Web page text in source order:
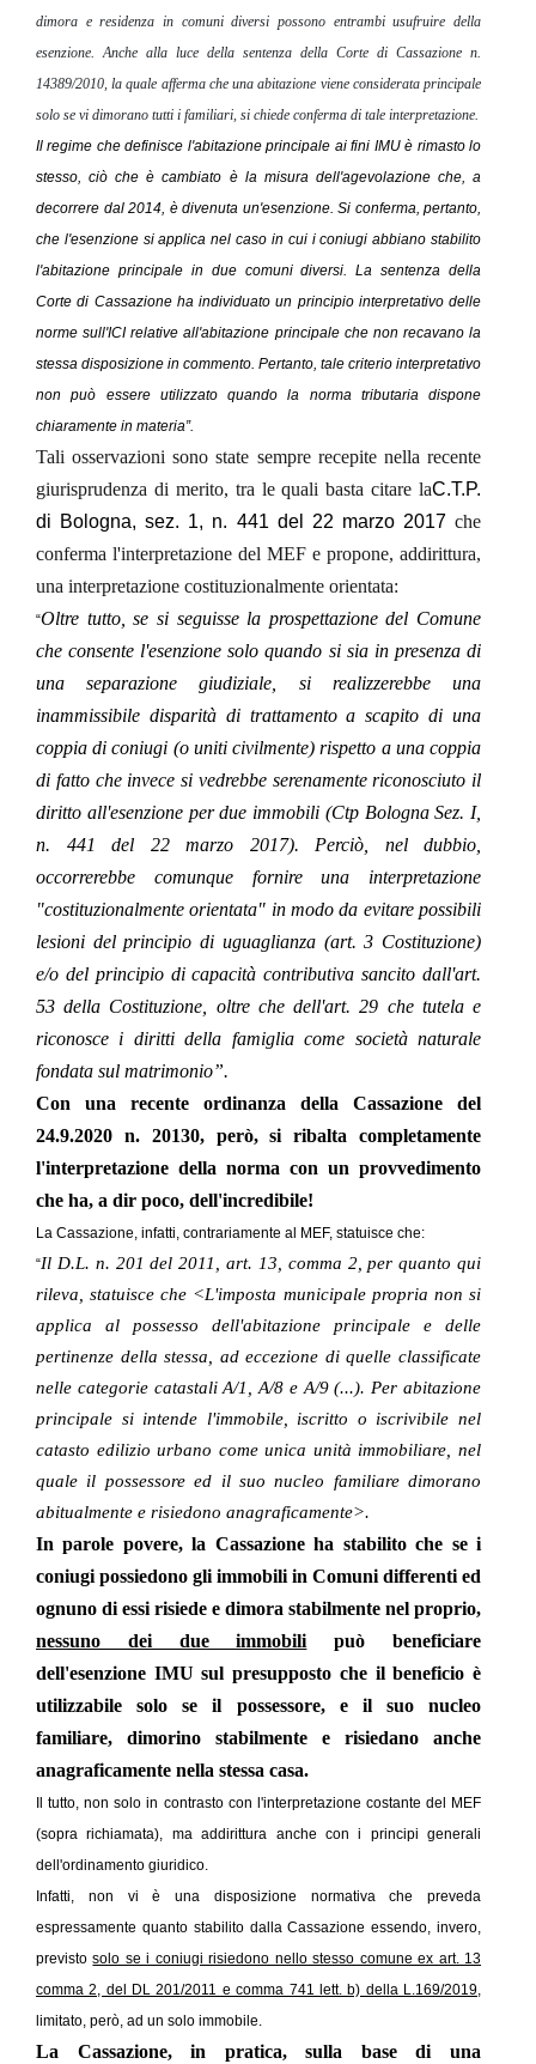
dimora e residenza in comuni diversi possono entrambi usufruire della
esenzione. Anche alla luce della sentenza della Corte di Cassazione n.
14389/2010, la quale afferma che una abitazione viene considerata principale
solo se vi dimorano tutti i familiari, si chiede conferma di tale interpretazione.
Il regime che definisce l'abitazione principale ai fini IMU è rimasto lo
stesso, ciò che è cambiato è la misura dell'agevolazione che, a
decorrere dal 2014, è divenuta un'esenzione. Si conferma, pertanto,
che l'esenzione si applica nel caso in cui i coniugi abbiano stabilito
l'abitazione principale in due comuni diversi. La sentenza della
Corte di Cassazione ha individuato un principio interpretativo delle
norme sull'ICI relative all'abitazione principale che non recavano la
stessa disposizione in commento. Pertanto, tale criterio interpretativo
non può essere utilizzato quando la norma tributaria dispone
chiaramente in materia”.
Tali osservazioni sono state sempre recepite nella recente
giurisprudenza di merito, tra le quali basta citare laC.T.P.
di Bologna, sez. 1, n. 441 del 22 marzo 2017 che
conferma l'interpretazione del MEF e propone, addirittura,
una interpretazione costituzionalmente orientata:
“Oltre tutto, se si seguisse la prospettazione del Comune
che consente l'esenzione solo quando si sia in presenza di
una separazione giudiziale, si realizzerebbe una
inammissibile disparità di trattamento a scapito di una
coppia di coniugi (o uniti civilmente) rispetto a una coppia
di fatto che invece si vedrebbe serenamente riconosciuto il
diritto all'esenzione per due immobili (Ctp Bologna Sez. I,
n. 441 del 22 marzo 2017). Perciò, nel dubbio,
occorrerebbe comunque fornire una interpretazione
"costituzionalmente orientata" in modo da evitare possibili
lesioni del principio di uguaglianza (art. 3 Costituzione)
e/o del principio di capacità contributiva sancito dall'art.
53 della Costituzione, oltre che dell'art. 29 che tutela e
riconosce i diritti della famiglia come società naturale
fondata sul matrimonio”.
Con una recente ordinanza della Cassazione del
24.9.2020 n. 20130, però, si ribalta completamente
l'interpretazione della norma con un provvedimento
che ha, a dir poco, dell'incredibile!
La Cassazione, infatti, contrariamente al MEF, statuisce che:
“Il D.L. n. 201 del 2011, art. 13, comma 2, per quanto qui
rileva, statuisce che <L'imposta municipale propria non si
applica al possesso dell'abitazione principale e delle
pertinenze della stessa, ad eccezione di quelle classificate
nelle categorie catastali A/1, A/8 e A/9 (...). Per abitazione
principale si intende l'immobile, iscritto o iscrivibile nel
catasto edilizio urbano come unica unità immobiliare, nel
quale il possessore ed il suo nucleo familiare dimorano
abitualmente e risiedono anagraficamente>.
In parole povere, la Cassazione ha stabilito che se i
coniugi possiedono gli immobili in Comuni differenti ed
ognuno di essi risiede e dimora stabilmente nel proprio,
nessuno dei due immobilipuò beneficiare
dell'esenzione IMU sul presupposto che il beneficio è
utilizzabile solo se il possessore, e il suo nucleo
familiare, dimorino stabilmente e risiedano anche
anagraficamente nella stessa casa.
Il tutto, non solo in contrasto con l'interpretazione costante del MEF
(sopra richiamata), ma addirittura anche con i principi generali
dell'ordinamento giuridico.
Infatti, non vi è una disposizione normativa che preveda
espressamente quanto stabilito dalla Cassazione essendo, invero,
previstosolo se i coniugi risiedono nello stesso comune ex art. 13
comma 2, del DL 201/2011 e comma 741 lett. b) della L.169/2019,
limitato, però, ad un solo immobile.
La Cassazione, in pratica, sulla base di una